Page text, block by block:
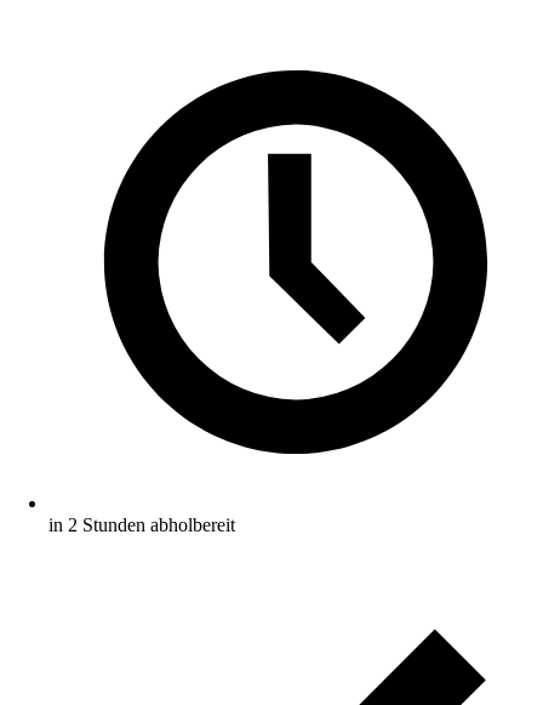
in 2 Stunden abholbereit